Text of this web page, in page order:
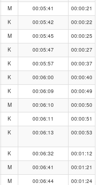
M 00:05:41
00:00:21
K 00:05:42
00:00:22
M 00:05:45
00:00:25
K 00:05:47
00:00:27
K 00:05:57
00:00:37
K 00:06:00
00:00:40
K 00:06:09
00:00:49
M 00:06:10
00:00:50
K 00:06:11
00:00:51
K 00:06:13 00:00:53
K 00:06:32
00:01:12
M 00:06:41
00:01:21
M 00:06:44
00:01:24